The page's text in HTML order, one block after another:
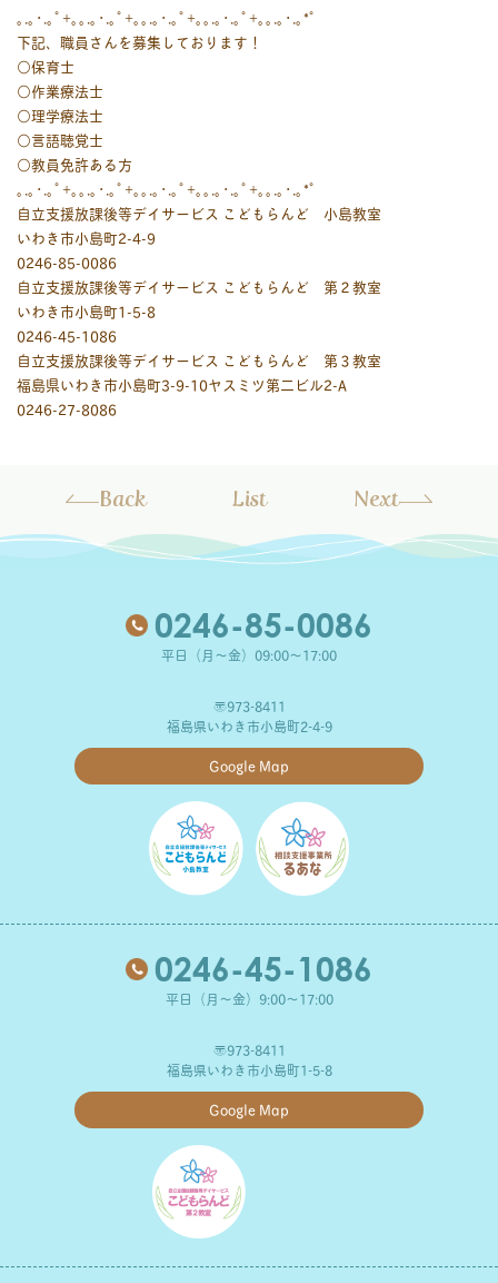
｡.｡･.｡ﾟ+｡｡.｡･.｡ﾟ+｡｡.｡･.｡ﾟ+｡｡.｡･.｡ﾟ+｡｡.｡･.｡*ﾟ
下記、職員さんを募集しております！
○保育士
○作業療法士
○理学療法士
○言語聴覚士
○教員免許ある方
｡.｡･.｡ﾟ+｡｡.｡･.｡ﾟ+｡｡.｡･.｡ﾟ+｡｡.｡･.｡ﾟ+｡｡.｡･.｡*ﾟ
自立支援放課後等デイサービス こどもらんど 小島教室
いわき市小島町2-4-9
0246-85-0086
自立支援放課後等デイサービス こどもらんど 第２教室
いわき市小島町1-5-8
0246-45-1086
自立支援放課後等デイサービス こどもらんど 第３教室
福島県いわき市小島町3-9-10ヤスミツ第二ビル2-A
0246-27-8086
Back List Next
0246-85-0086
平日（月～金）09:00～17:00
〒973-8411
福島県いわき市小島町2-4-9
Google Map
0246-45-1086
平日（月～金）9:00～17:00
〒973-8411
福島県いわき市小島町1-5-8
Google Map